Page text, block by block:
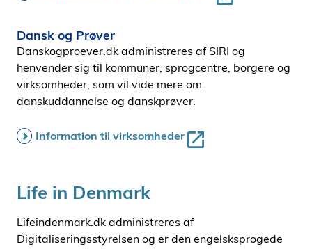
Dansk og Prøver
Danskogproever.dk administreres af SIRI og
henvender sig til kommuner, sprogcentre, borgere og
virksomheder, som vil vide mere om
danskuddannelse og danskprøver.
Information til virksomheder
Life in Denmark
Lifeindenmark.dk administreres af
Digitaliseringsstyrelsen og er den engelsksprogede